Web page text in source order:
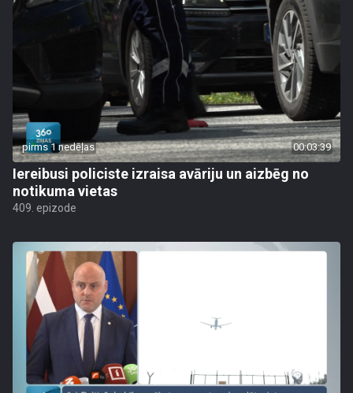
pirms 1 nedēļas 00:03:39
Iereibusi policiste izraisa avāriju un aizbēg no
notikuma vietas
409. epizode